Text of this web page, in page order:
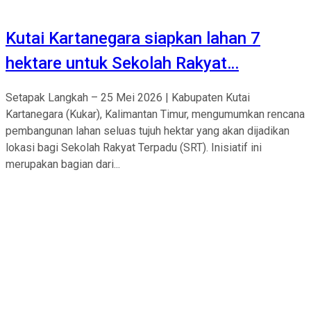
Kutai Kartanegara siapkan lahan 7
hektare untuk Sekolah Rakyat…
Setapak Langkah – 25 Mei 2026 | Kabupaten Kutai
Kartanegara (Kukar), Kalimantan Timur, mengumumkan rencana
pembangunan lahan seluas tujuh hektar yang akan dijadikan
lokasi bagi Sekolah Rakyat Terpadu (SRT). Inisiatif ini
merupakan bagian dari...